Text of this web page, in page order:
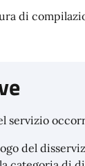
di
servizio
del